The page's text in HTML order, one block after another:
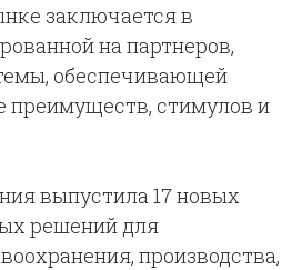
заключается в
на партнеров,
обеспечивающей
преимуществ, стимулов и
выпустила 17 новых
решений для
производства,